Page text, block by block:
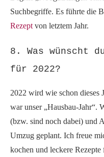
Suchbegriffe. Es führte die
Rezept von letztem Jahr.
8. Was wünscht
für 2022?
2022 wird wie schon dieses
war unser „Hausbau-Jahr“.
(bzw. sind noch dabei) und
Umzug geplant. Ich freue
kochen und leckere